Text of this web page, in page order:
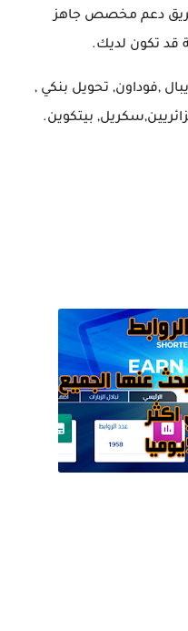
دعم مخصص جاهز
قد تكون لديك.
,فوداون, تحويل بنكي ,
بيتكوين.